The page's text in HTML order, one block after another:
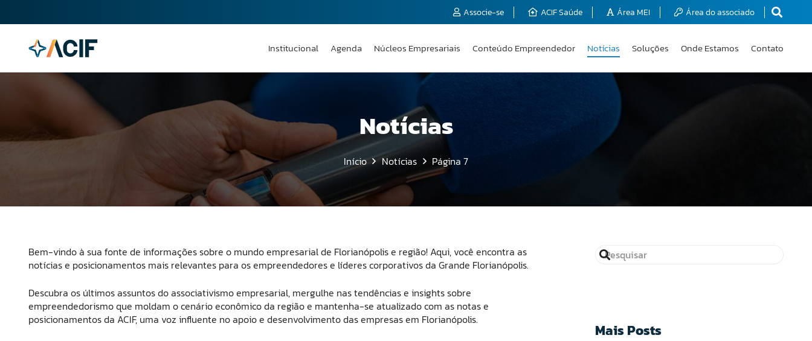
Associe-se ACIF Saúde Área MEI Área do associado
Institucional Agenda Núcleos Empresariais Conteúdo Empreendedor Notícias Soluções Onde Estamos Contato
Notícias
Início Notícias Página 7
Bem-vindo à sua fonte de informações sobre o mundo empresarial de Florianópolis e região! Aqui, você encontra as
notícias e posicionamentos mais relevantes para os empreendedores e líderes corporativos da Grande Florianópolis.
Descubra os últimos assuntos do associativismo empresarial, mergulhe nas tendências e insights sobre
empreendedorismo que moldam o cenário econômico da região e mantenha-se atualizado com as notas e
posicionamentos da ACIF, uma voz influente no apoio e desenvolvimento das empresas em Florianópolis.
Mais Posts